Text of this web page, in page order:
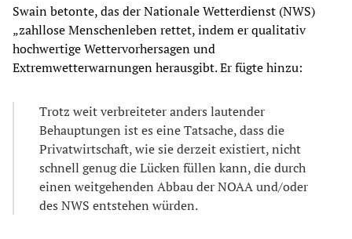
Swain betonte, das der Nationale Wetterdienst (NWS)
„zahllose Menschenleben rettet, indem er qualitativ
hochwertige Wettervorhersagen und
Extremwetterwarnungen herausgibt. Er fügte hinzu:
Trotz weit verbreiteter anders lautender
Behauptungen ist es eine Tatsache, dass die
Privatwirtschaft, wie sie derzeit existiert, nicht
schnell genug die Lücken füllen kann, die durch
einen weitgehenden Abbau der NOAA und/oder
des NWS entstehen würden.